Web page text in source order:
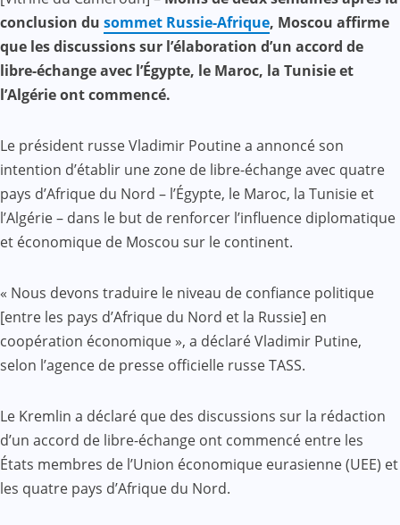
Mail
conclusion du sommet Russie-Afrique, Moscou affirme
que les discussions sur l’élaboration d’un accord de
libre-échange avec l’Égypte, le Maroc, la Tunisie et
l’Algérie ont commencé.
Le président russe Vladimir Poutine a annoncé son
intention d’établir une zone de libre-échange avec quatre
pays d’Afrique du Nord – l’Égypte, le Maroc, la Tunisie et
l’Algérie – dans le but de renforcer l’influence diplomatique
et économique de Moscou sur le continent.
« Nous devons traduire le niveau de confiance politique
[entre les pays d’Afrique du Nord et la Russie] en
coopération économique », a déclaré Vladimir Putine,
selon l’agence de presse officielle russe TASS.
Le Kremlin a déclaré que des discussions sur la rédaction
d’un accord de libre-échange ont commencé entre les
États membres de l’Union économique eurasienne (UEE) et
les quatre pays d’Afrique du Nord.